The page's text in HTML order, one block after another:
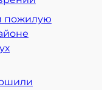
пожилую